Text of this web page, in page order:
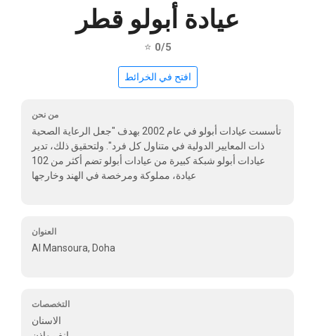
عيادة أبولو قطر
⭐ 0/5
افتح في الخرائط
من نحن
تأسست عيادات أبولو في عام 2002 بهدف "جعل الرعاية الصحية
ذات المعايير الدولية في متناول كل فرد". ولتحقيق ذلك، تدير
عيادات أبولو شبكة كبيرة من عيادات أبولو تضم أكثر من 102
عيادة، مملوكة ومرخصة في الهند وخارجها
العنوان
Al Mansoura, Doha
التخصصات
الاسنان